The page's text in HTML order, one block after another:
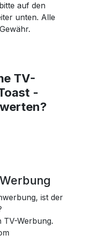
auf den
unten. Alle
TV-
-
ist der
TV-Werbung.